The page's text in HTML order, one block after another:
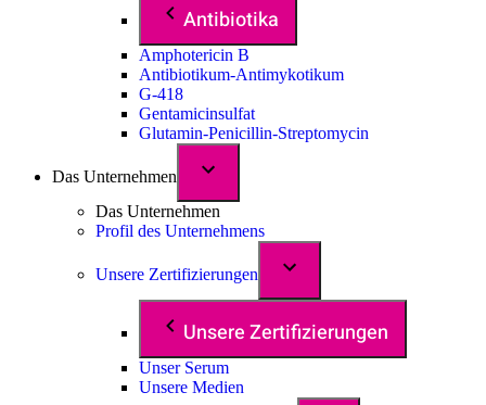
Antibiotika
Amphotericin B
Antibiotikum-Antimykotikum
G-418
Gentamicinsulfat
Glutamin-Penicillin-Streptomycin
Das Unternehmen
Das Unternehmen
Profil des Unternehmens
Unsere Zertifizierungen
Unsere Zertifizierungen
Unser Serum
Unsere Medien